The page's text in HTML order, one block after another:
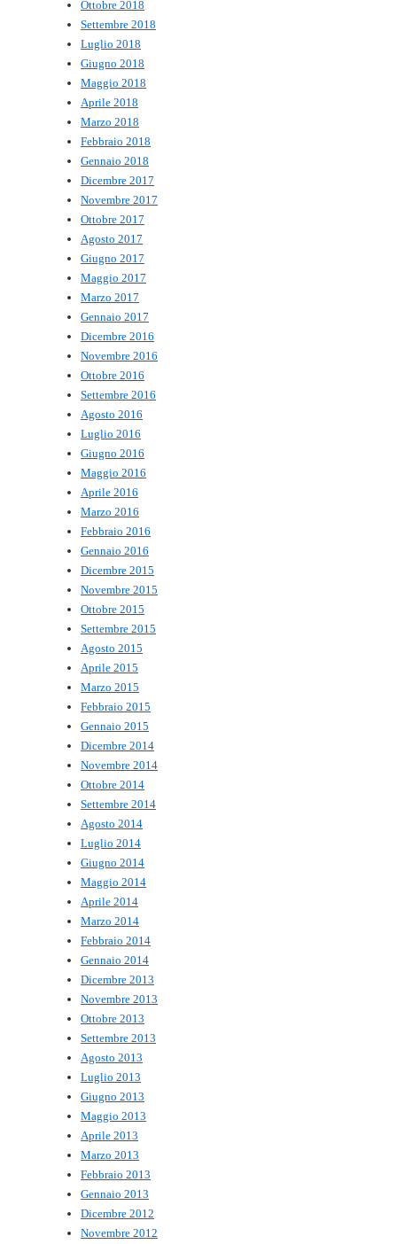
Ottobre 2018
Settembre 2018
Luglio 2018
Giugno 2018
Maggio 2018
Aprile 2018
Marzo 2018
Febbraio 2018
Gennaio 2018
Dicembre 2017
Novembre 2017
Ottobre 2017
Agosto 2017
Giugno 2017
Maggio 2017
Marzo 2017
Gennaio 2017
Dicembre 2016
Novembre 2016
Ottobre 2016
Settembre 2016
Agosto 2016
Luglio 2016
Giugno 2016
Maggio 2016
Aprile 2016
Marzo 2016
Febbraio 2016
Gennaio 2016
Dicembre 2015
Novembre 2015
Ottobre 2015
Settembre 2015
Agosto 2015
Aprile 2015
Marzo 2015
Febbraio 2015
Gennaio 2015
Dicembre 2014
Novembre 2014
Ottobre 2014
Settembre 2014
Agosto 2014
Luglio 2014
Giugno 2014
Maggio 2014
Aprile 2014
Marzo 2014
Febbraio 2014
Gennaio 2014
Dicembre 2013
Novembre 2013
Ottobre 2013
Settembre 2013
Agosto 2013
Luglio 2013
Giugno 2013
Maggio 2013
Aprile 2013
Marzo 2013
Febbraio 2013
Gennaio 2013
Dicembre 2012
Novembre 2012